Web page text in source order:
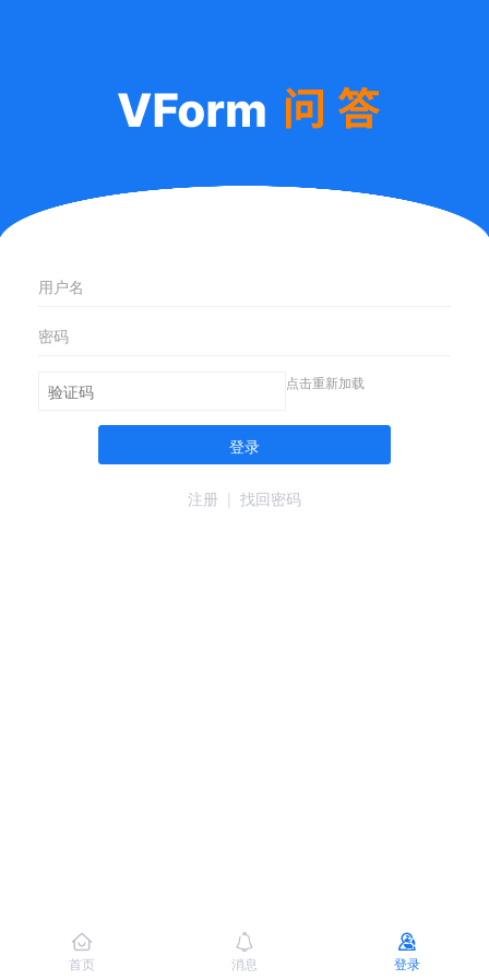
点击重新加载
登录
注册 | 找回密码
首页 消息 登录